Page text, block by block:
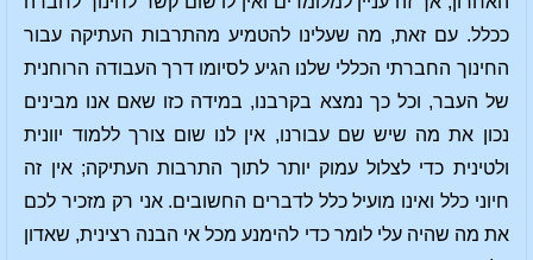
ככלל. עם זאת, מה שעלינו להטמיע מהתרבות העתיקה עבור
החינוך החברתי הכללי שלנו הגיע לסיומו דרך העבודה הרוחנית
של העבר, וכל כך נמצא בקרבנו, במידה כזו שאם אנו מבינים
נכון את מה שיש שם עבורנו, אין לנו שום צורך ללמוד יוונית
ולטינית כדי לצלול עמוק יותר לתוך התרבות העתיקה; אין זה
חיוני כלל ואינו מועיל כלל לדברים החשובים. אני רק מזכיר לכם
את מה שהיה עלי לומר כדי להימנע מכל אי הבנה רצינית, שאדון